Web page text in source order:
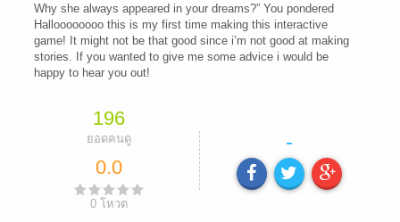
Why she always appeared in your dreams?” You pondered
Halloooooooo this is my first time making this interactive
game! It might not be that good since i’m not good at making
stories. If you wanted to give me some advice i would be
happy to hear you out!
196
ยอดคนดู
0.0
0โหวต
-